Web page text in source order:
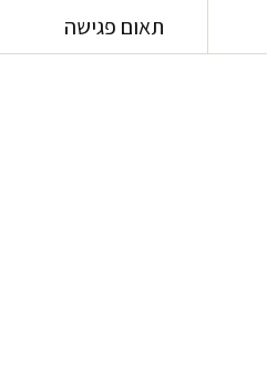
תאום פגישה